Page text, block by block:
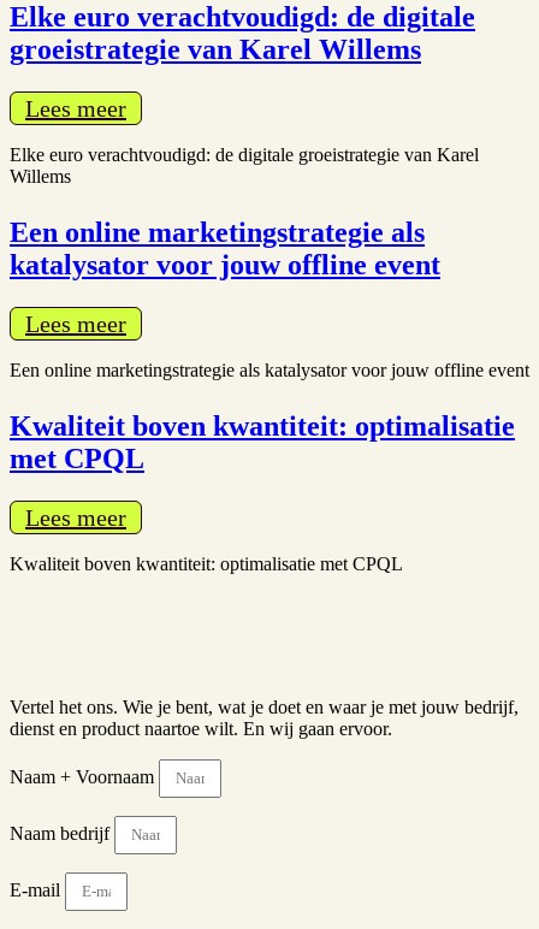
Elke euro verachtvoudigd: de digitale
groeistrategie van Karel Willems
Lees meer
Elke euro verachtvoudigd: de digitale groeistrategie van Karel
Willems
Een online marketingstrategie als
katalysator voor jouw offline event
Lees meer
Een online marketingstrategie als katalysator voor jouw offline event
Kwaliteit boven kwantiteit: optimalisatie
met CPQL
Lees meer
Kwaliteit boven kwantiteit: optimalisatie met CPQL
Vertel het ons. Wie je bent, wat je doet en waar je met jouw bedrijf,
dienst en product naartoe wilt. En wij gaan ervoor.
Naam + Voornaam
Naam bedrijf
E-mail